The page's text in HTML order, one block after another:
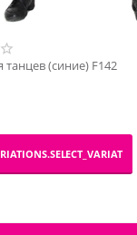
(синие) F142